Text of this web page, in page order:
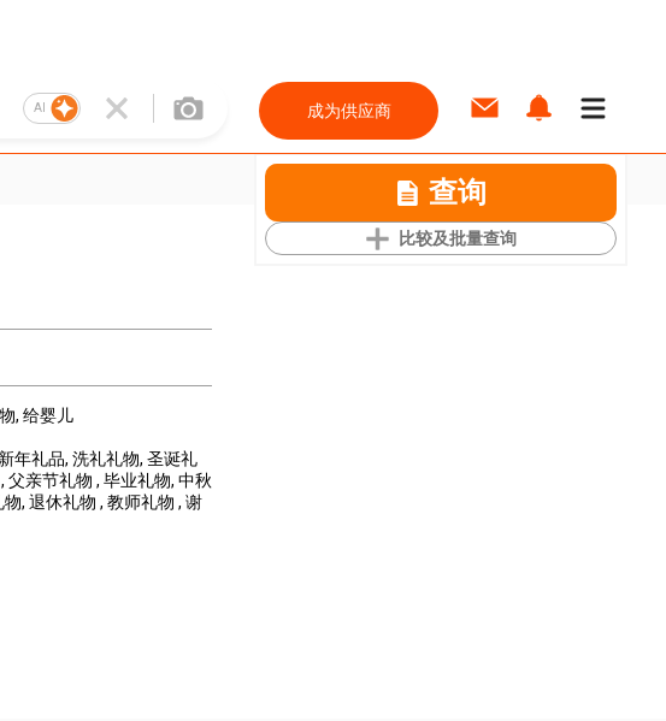
AI 成为供应商
查询
比较及批量查询
, 给婴儿
年礼品, 洗礼礼物, 圣诞礼
, 父亲节礼物 , 毕业礼物, 中秋
物, 退休礼物 , 教师礼物 , 谢